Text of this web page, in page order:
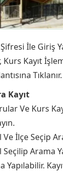
İle Giriş
Kayıt
Tıklanır.
Kayıt
Ve Kurs
Ve İlçe Seçip
Seçilip Arama
Yapılabilir.